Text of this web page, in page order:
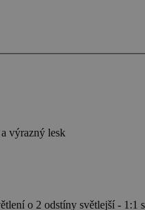
výrazný lesk
o 2 odstíny světlejší -